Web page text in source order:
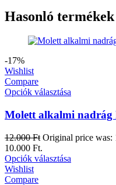
Hasonló termékek
-17%
Wishlist
Compare
Opciók választása
Molett alkalmi nadrág
12.000Ft Original price was:
10.000 Ft.
Opciók választása
Wishlist
Compare